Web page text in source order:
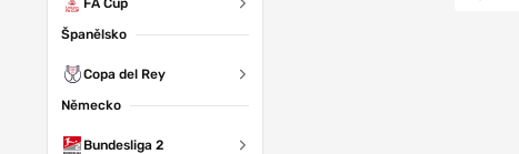
FA Cup
Španělsko
Copa del Rey
Německo
Bundesliga 2